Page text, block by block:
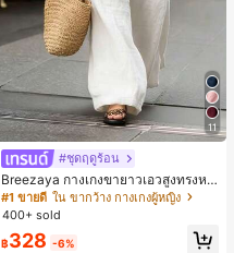
11
#ชุดฤดูร้อน
Breezaya กางเกงขายาวเอวสูงทรงหล
วมขาบานสำหรับผู้หญิง สีขาวเรียบหรูส
ไตล์ชิค เหมาะสำหรับใส่เที่ยวทะเล วันห
ยโอกาสในชีวิตประจำวัน
#1 ขายดี ใน ขากว้าง กางเกงผู้หญิง
400+ sold
฿328 -6%